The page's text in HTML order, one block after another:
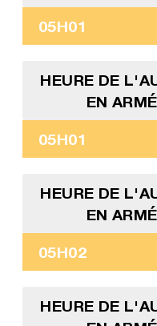
05H01
HEURE DE
EN
05H01
HEURE DE
EN
05H02
HEURE DE